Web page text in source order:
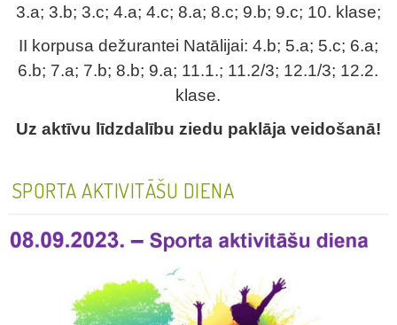
3.a; 3.b; 3.c; 4.a; 4.c; 8.a; 8.c; 9.b; 9.c; 10. klase;
II korpusa dežurantei Natālijai: 4.b; 5.a; 5.c; 6.a;
6.b; 7.a; 7.b; 8.b; 9.a; 11.1.; 11.2/3; 12.1/3; 12.2.
klase.
Uz aktīvu līdzdalību ziedu paklāja veidošanā!
SPORTA AKTIVITĀŠU DIENA